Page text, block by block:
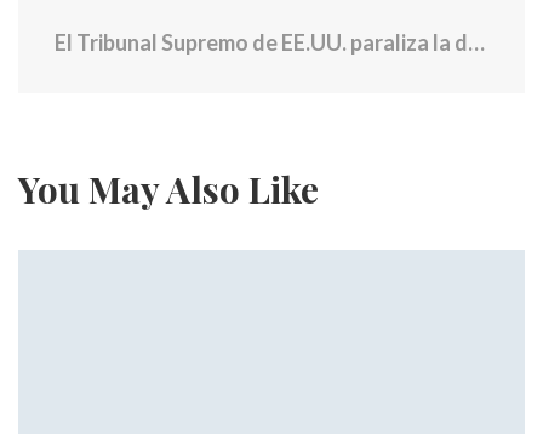
El Tribunal Supremo de EE.UU. paraliza la deportación de un grupo de venezolanos bajo la ley de tiempos de guerra
You May Also Like